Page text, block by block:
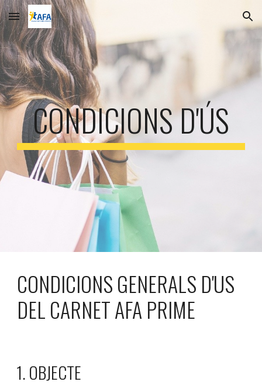
Skip to main content Skip to navigation
CONDICIONS D'ÚS
CONDICIONS GENERALS D'US
DEL CARNET AFA PRIME
OBJECTE